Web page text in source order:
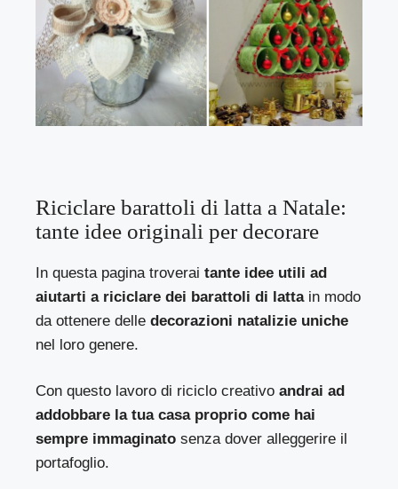
Riciclare barattoli di latta a Natale:
tante idee originali per decorare
In questa pagina troverai tante idee utili ad
aiutarti a riciclare dei barattoli di lattain modo
da ottenere delledecorazioni natalizie uniche
nel loro genere.
Con questo lavoro di riciclo creativoandrai ad
addobbare la tua casa proprio come hai
sempre immaginato senza dover alleggerire il
portafoglio.